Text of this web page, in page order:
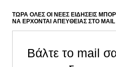
ΤΩΡΑ ΟΛΕΣ ΟΙ ΝΕΕΣ ΕΙΔΗΣΕΙΣ
ΝΑ ΕΡΧΟΝΤΑΙ ΑΠΕΥΘΕΙΑΣ ΣΤΟ
Βάλτε το mail